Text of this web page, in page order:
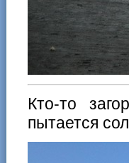
Кто-то
пытается